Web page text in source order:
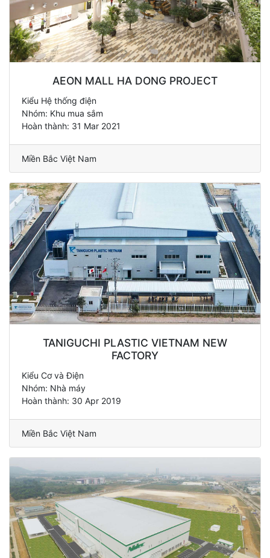
AEON MALL HA DONG PROJECT
Kiểu Hệ thống điện
Nhóm: Khu mua sắm
Hoàn thành: 31 Mar 2021
Miền Bắc Việt Nam
TANIGUCHI PLASTIC VIETNAM NEW
FACTORY
Kiểu Cơ và Điện
Nhóm: Nhà máy
Hoàn thành: 30 Apr 2019
Miền Bắc Việt Nam